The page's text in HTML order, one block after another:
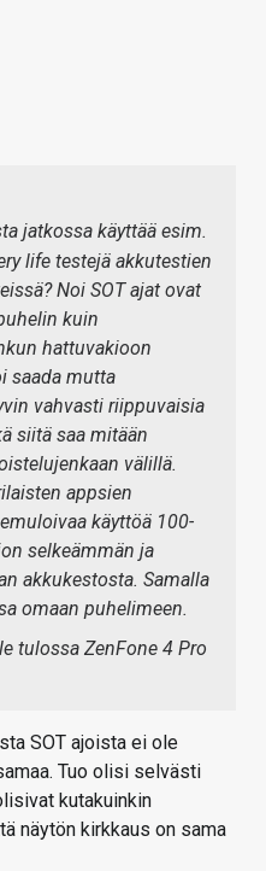
jatkossa käyttää esim.
life testejä akkutestien
Noi SOT ajat ovat
kuin
hattuvakioon
saada mutta
vahvasti riippuvaisia
siitä saa mitään
välillä.
appsien
käyttöä 100-
selkeämmän ja
akkukestosta. Samalla
omaan puhelimeen.
tulossa ZenFone 4 Pro
SOT ajoista ei ole
Tuo olisi selvästi
kutakuinkin
näytön kirkkaus on sama